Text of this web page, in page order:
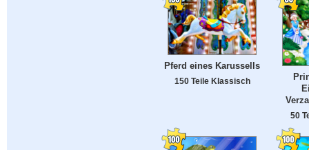
Pferd eines Karussells
150 Teile Klassisch
50